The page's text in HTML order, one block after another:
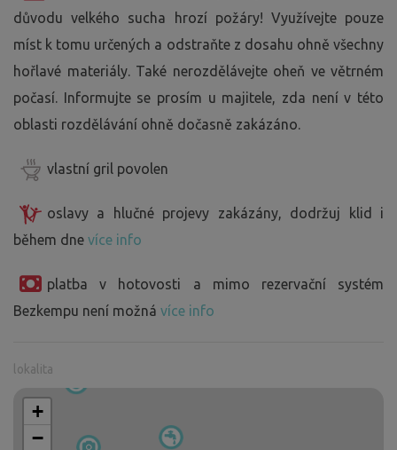
důvodu velkého sucha hrozí požáry! Využívejte pouze
míst k tomu určených a odstraňte z dosahu ohně všechny
hořlavé materiály. Také nerozdělávejte oheň ve větrném
počasí. Informujte se prosím u majitele, zda není v této
oblasti rozdělávání ohně dočasně zakázáno.
vlastní gril povolen
oslavy a hlučné projevy zakázány, dodržuj klid i
během dne více info
platba v hotovosti a mimo rezervační systém
Bezkempu není možná více info
lokalita
+
−